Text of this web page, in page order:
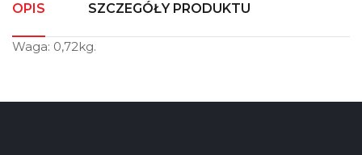
OPIS SZCZEGÓŁY PRODUKTU
Waga: 0,72kg.